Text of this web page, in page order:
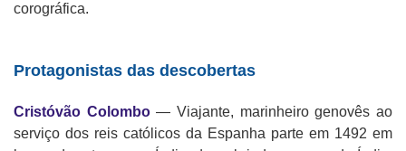
corográfica.
Protagonistas das descobertas
Cristóvão Colombo— Viajante, marinheiro genovês ao
serviço dos reis católicos da Espanha parte em 1492 em